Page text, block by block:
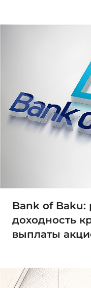
Bank of Baku:
доходность
выплаты